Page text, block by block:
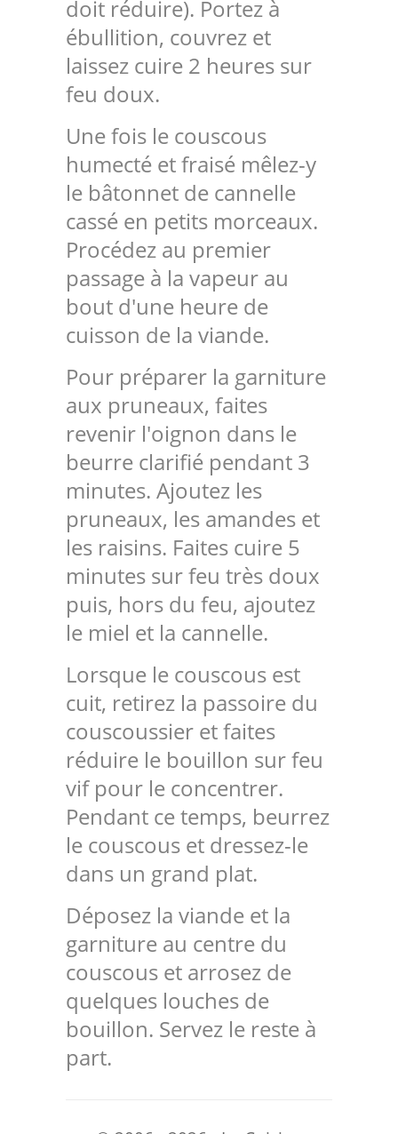
doit réduire). Portez à
ébullition, couvrez et
laissez cuire 2 heures sur
feu doux.
Une fois le couscous
humecté et fraisé mêlez-y
le bâtonnet de cannelle
cassé en petits morceaux.
Procédez au premier
passage à la vapeur au
bout d'une heure de
cuisson de la viande.
Pour préparer la garniture
aux pruneaux, faites
revenir l'oignon dans le
beurre clarifié pendant 3
minutes. Ajoutez les
pruneaux, les amandes et
les raisins. Faites cuire 5
minutes sur feu très doux
puis, hors du feu, ajoutez
le miel et la cannelle.
Lorsque le couscous est
cuit, retirez la passoire du
couscoussier et faites
réduire le bouillon sur feu
vif pour le concentrer.
Pendant ce temps, beurrez
le couscous et dressez-le
dans un grand plat.
Déposez la viande et la
garniture au centre du
couscous et arrosez de
quelques louches de
bouillon. Servez le reste à
part.